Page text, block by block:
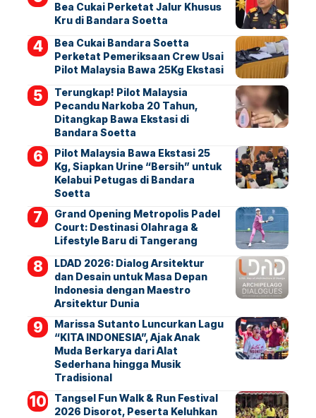
Bea Cukai Perketat Jalur Khusus
Kru di Bandara Soetta
Bea Cukai Bandara Soetta
Perketat Pemeriksaan Crew Usai
Pilot Malaysia Bawa 25Kg Ekstasi
Terungkap! Pilot Malaysia
Pecandu Narkoba 20 Tahun,
Ditangkap Bawa Ekstasi di
Bandara Soetta
Pilot Malaysia Bawa Ekstasi 25
Kg, Siapkan Urine “Bersih” untuk
Kelabui Petugas di Bandara
Soetta
Grand Opening Metropolis Padel
Court: Destinasi Olahraga &
Lifestyle Baru di Tangerang
LDAD 2026: Dialog Arsitektur
dan Desain untuk Masa Depan
Indonesia dengan Maestro
Arsitektur Dunia
Marissa Sutanto Luncurkan Lagu
“KITA INDONESIA”, Ajak Anak
Muda Berkarya dari Alat
Sederhana hingga Musik
Tradisional
Tangsel Fun Walk & Run Festival
2026 Disorot, Peserta Keluhkan